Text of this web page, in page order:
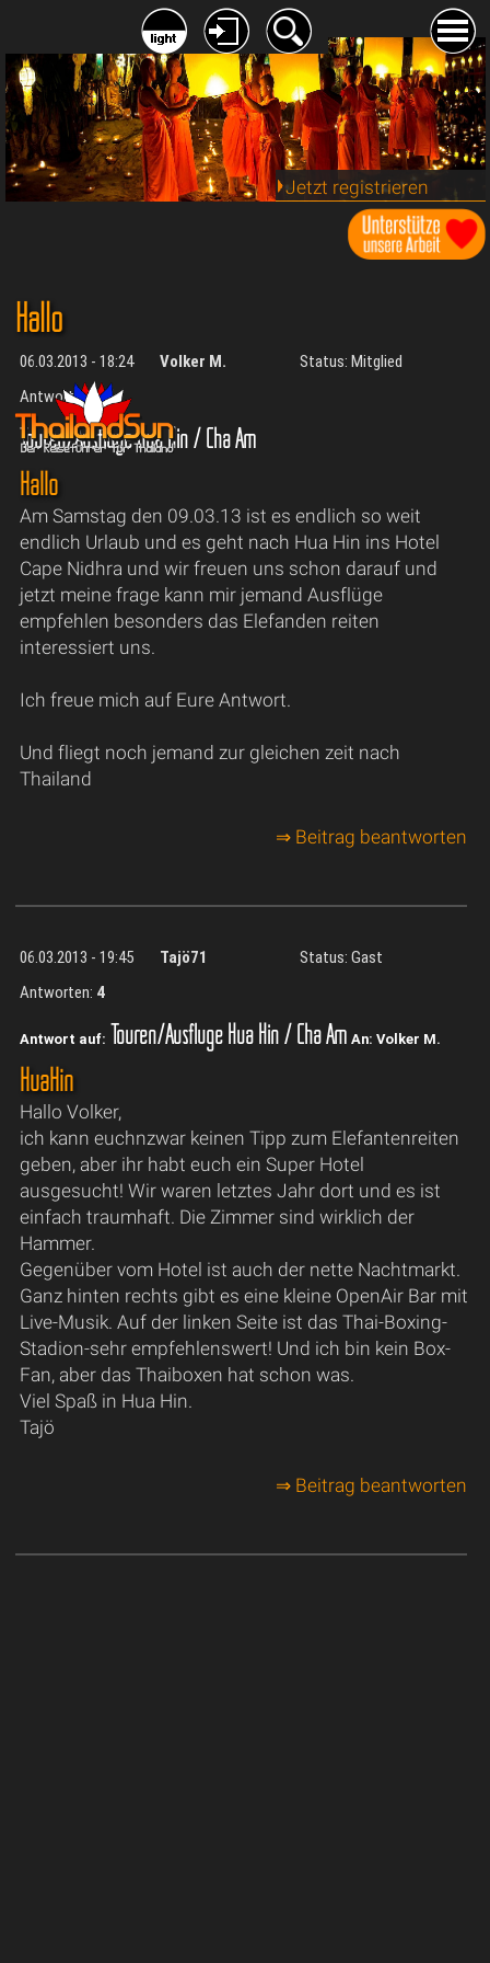
Jetzt registrieren
Hallo
06.03.2013 - 18:24 Volker M.
Status: Mitglied
Antworten: 4
Touren/Ausflüge Hua Hin / Cha Am
Hallo
Am Samstag den 09.03.13 ist es endlich so weit
endlich Urlaub und es geht nach Hua Hin ins Hotel
Cape Nidhra und wir freuen uns schon darauf und
jetzt meine frage kann mir jemand Ausflüge
empfehlen besonders das Elefanden reiten
interessiert uns.
Ich freue mich auf Eure Antwort.
Und fliegt noch jemand zur gleichen zeit nach
Thailand
⇒ Beitrag beantworten
06.03.2013 - 19:45 Tajö71
Status: Gast
Antworten: 4
Antwort auf: Touren/Ausflüge Hua Hin / Cha Am An: Volker M.
HuaHin
Hallo Volker,
ich kann euchnzwar keinen Tipp zum Elefantenreiten
geben, aber ihr habt euch ein Super Hotel
ausgesucht! Wir waren letztes Jahr dort und es ist
einfach traumhaft. Die Zimmer sind wirklich der
Hammer.
Gegenüber vom Hotel ist auch der nette Nachtmarkt.
Ganz hinten rechts gibt es eine kleine OpenAir Bar mit
Live-Musik. Auf der linken Seite ist das Thai-Boxing-
Stadion-sehr empfehlenswert! Und ich bin kein Box-
Fan, aber das Thaiboxen hat schon was.
Viel Spaß in Hua Hin.
Tajö
⇒ Beitrag beantworten